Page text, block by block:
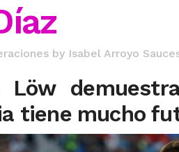
by Isabel Arroyo
Löw
tiene mucho